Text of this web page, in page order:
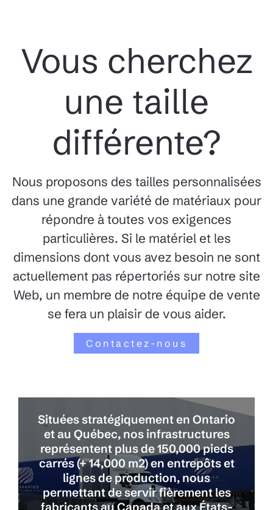
Vous cherchez
une taille
différente?
Nous proposons des tailles personnalisées
dans une grande variété de matériaux pour
répondre à toutes vos exigences
particulières. Si le matériel et les
dimensions dont vous avez besoin ne sont
actuellement pas répertoriés sur notre site
Web, un membre de notre équipe de vente
se fera un plaisir de vous aider.
Contactez-nous
Situées stratégiquement en Ontario
et au Québec, nos infrastructures
représentent plus de 150,000 pieds
carrés (+ 14,000 m2) en entrepôts et
lignes de production, nous
permettant de servir fièrement les
fabricants au Canada et aux États-